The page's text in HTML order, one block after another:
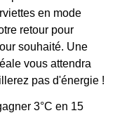
en mode
retour pour
souhaité. Une
vous attendra
pas d'énergie !
3°C en 15